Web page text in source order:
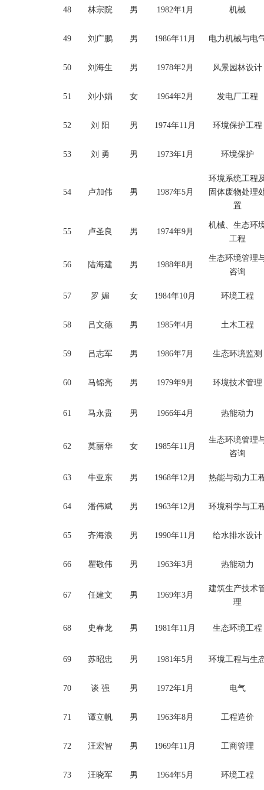
48 林宗院 男 1982年1月 机械
49 刘广鹏 男 1986年11月 电力机械与电
50 刘海生 男 1978年2月 风景园林设计
51 刘小娟 女 1964年2月 发电厂工程
52 刘 阳 男 1974年11月 环境保护工程
53 刘 勇 男 1973年1月 环境保护
54 卢加伟 男 1987年5月
环境系统工程
固体废物处理
置
55 卢圣良 男 1974年9月
机械、生态环
工程
56 陆海建 男 1988年8月
生态环境管理
咨询
57 罗 媚 女 1984年10月 环境工程
58 吕文德 男 1985年4月 土木工程
59 吕志军 男 1986年7月 生态环境监测
60 马锦亮 男 1979年9月 环境技术管理
61 马永贵 男 1966年4月 热能动力
62 莫丽华 女 1985年11月
生态环境管理
咨询
63 牛亚东 男 1968年12月 热能与动力工
64 潘伟斌 男 1963年12月 环境科学与工
65 齐海浪 男 1990年11月 给水排水设计
66 瞿敬伟 男 1963年3月 热能动力
67 任建文 男 1969年3月
建筑生产技术
理
68 史春龙 男 1981年11月 生态环境工程
69 苏昭忠 男 1981年5月 环境工程与生
70 谈 强 男 1972年1月 电气
71 谭立帆 男 1963年8月 工程造价
72 汪宏智 男 1969年11月 工商管理
73 汪晓军 男 1964年5月 环境工程